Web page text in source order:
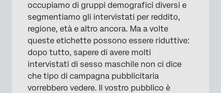
Creazione di nuove variabili dai risultati
Note tecniche
FAQs
occupiamo di gruppi demografici diversi e
segmentiamo gli intervistati per reddito,
regione, età e altro ancora. Ma a volte
queste etichette possono essere riduttive:
dopo tutto, sapere di avere molti
intervistati di sesso maschile non ci dice
che tipo di campagna pubblicitaria
vorrebbero vedere. Il vostro pubblico è